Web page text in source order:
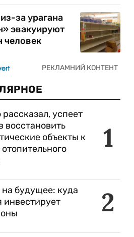
за урагана
эвакуируют
человек
1
успеет
восстановить
объекты к
2
на будущее: куда
инвестирует